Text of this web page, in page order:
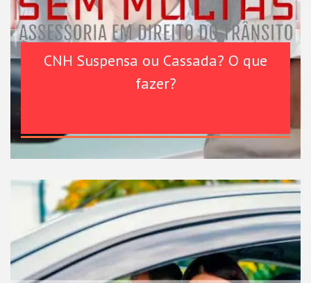
CNH Suspensa ou Cassada? O que
fazer?